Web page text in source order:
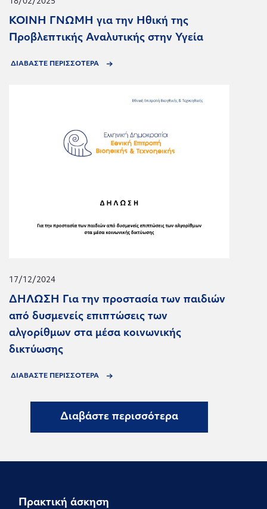
KOINH ΓΝΩΜΗ για την Ηθική της
Προβλεπτικής Αναλυτικής στην Υγεία
ΔΙΑΒΑΣΤΕ ΠΕΡΙΣΣΟΤΕΡΑ
17/12/2024
ΔΗΛΩΣΗ Για την προστασία των παιδιών
από δυσμενείς επιπτώσεις των
αλγορίθμων στα μέσα κοινωνικής
δικτύωσης
ΔΙΑΒΑΣΤΕ ΠΕΡΙΣΣΟΤΕΡΑ
Διαβάστε περισσότερα
Πρακτική άσκηση